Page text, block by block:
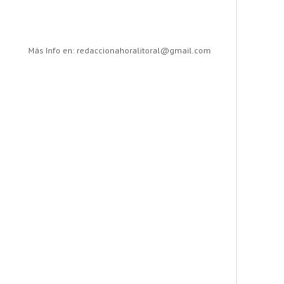
Más Info en: redaccionahoralitoral@gmail.com